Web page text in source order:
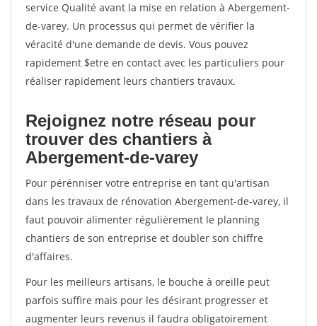
service Qualité avant la mise en relation à Abergement-
de-varey. Un processus qui permet de vérifier la
véracité d'une demande de devis. Vous pouvez
rapidement $etre en contact avec les particuliers pour
réaliser rapidement leurs chantiers travaux.
Rejoignez notre réseau pour
trouver des chantiers à
Abergement-de-varey
Pour pérénniser votre entreprise en tant qu'artisan
dans les travaux de rénovation Abergement-de-varey, il
faut pouvoir alimenter régulièrement le planning
chantiers de son entreprise et doubler son chiffre
d'affaires.
Pour les meilleurs artisans, le bouche à oreille peut
parfois suffire mais pour les désirant progresser et
augmenter leurs revenus il faudra obligatoirement